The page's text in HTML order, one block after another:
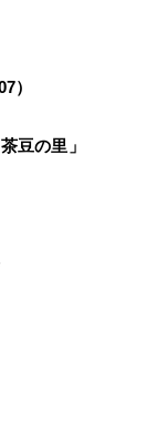
）
の里」